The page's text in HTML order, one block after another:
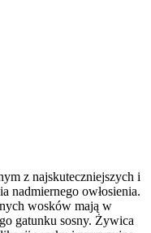
z najskuteczniejszych i
nadmiernego owłosienia.
wosków mają w
gatunku sosny. Żywica